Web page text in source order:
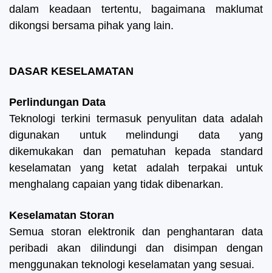
dalam keadaan tertentu, bagaimana maklumat
dikongsi bersama pihak yang lain.
DASAR KESELAMATAN
Perlindungan Data
Teknologi terkini termasuk penyulitan data adalah
digunakan untuk melindungi data yang
dikemukakan dan pematuhan kepada standard
keselamatan yang ketat adalah terpakai untuk
menghalang capaian yang tidak dibenarkan.
Keselamatan Storan
Semua storan elektronik dan penghantaran data
peribadi akan dilindungi dan disimpan dengan
menggunakan teknologi keselamatan yang sesuai.